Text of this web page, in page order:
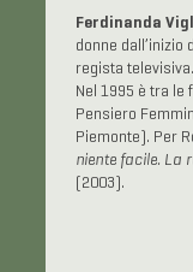
Ferdinanda
donne
regista televisiva.
Nel 1995 è tra le
Pensiero
Piemonte). Per
niente facile. La
(2003).